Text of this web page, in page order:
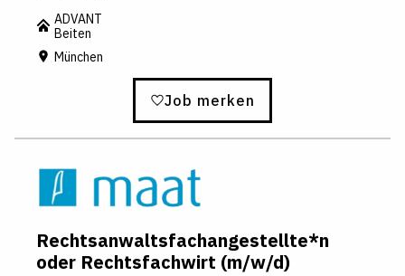
ADVANT
Beiten
München
Job merken
Rechtsanwaltsfachangestellte*n
oder Rechtsfachwirt (m/w/d)